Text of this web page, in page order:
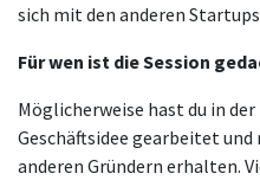
sich mit den anderen
Für wen ist die Session
Möglicherweise hast du in
Geschäftsidee gearbeitet
anderen Gründern erhalten.